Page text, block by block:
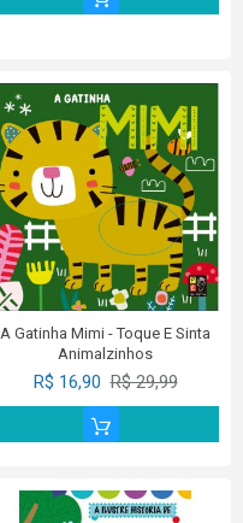
A Gatinha Mimi - Toque E Sinta
Animalzinhos
R$ 16,90 R$ 29,99